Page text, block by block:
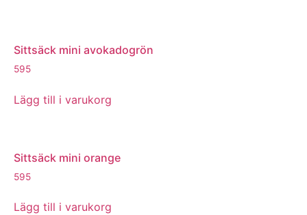
Sittsäck mini avokadogrön
595
Lägg till i varukorg
Sittsäck mini orange
595
Lägg till i varukorg